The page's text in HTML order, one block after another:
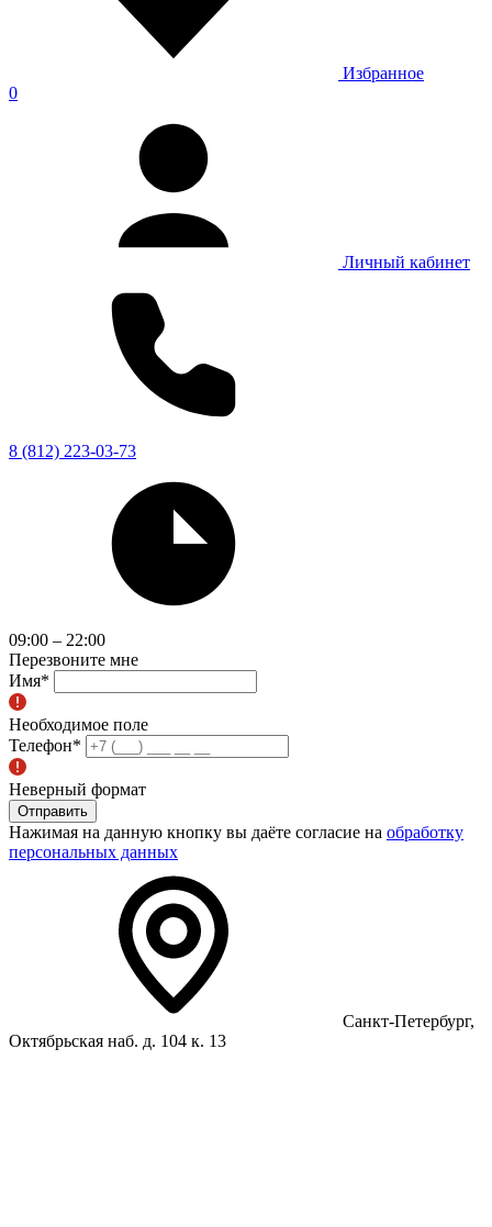
Избранное
0
Личный кабинет
8 (812) 223-03-73
09:00 – 22:00
Перезвоните мне
Имя*
Необходимое поле
Телефон*
Неверный формат
Отправить
Нажимая на данную кнопку вы даёте согласие на обработку
персональных данных
Санкт-Петербург,
Октябрьская наб. д. 104 к. 13